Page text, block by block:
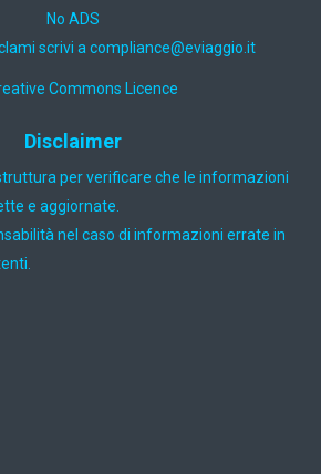
No ADS
scrivi a ti.oiggaive@ecnailpmoc
Disclaimer
per verificare che le informazioni
e aggiornate.
nel caso di informazioni errate in